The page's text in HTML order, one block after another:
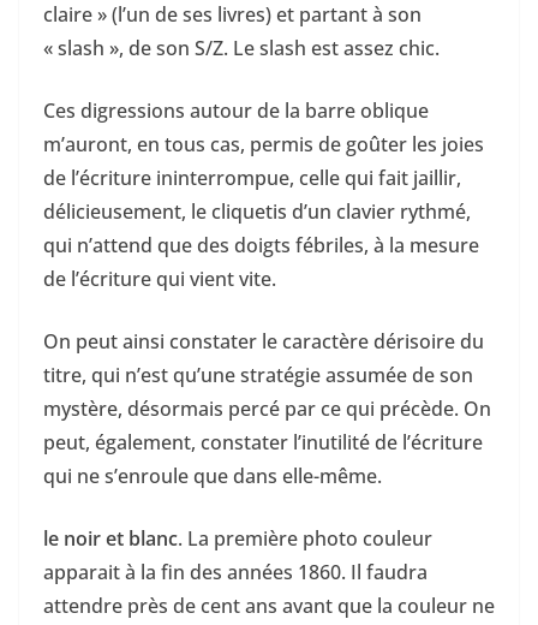
claire » (l’un de ses livres) et partant à son
« slash », de son S/Z. Le slash est assez chic.
Ces digressions autour de la barre oblique
m’auront, en tous cas, permis de goûter les joies
de l’écriture ininterrompue, celle qui fait jaillir,
délicieusement, le cliquetis d’un clavier rythmé,
qui n’attend que des doigts fébriles, à la mesure
de l’écriture qui vient vite.
On peut ainsi constater le caractère dérisoire du
titre, qui n’est qu’une stratégie assumée de son
mystère, désormais percé par ce qui précède. On
peut, également, constater l’inutilité de l’écriture
qui ne s’enroule que dans elle-même.
le noir et blanc. La première photo couleur
apparait à la fin des années 1860. Il faudra
attendre près de cent ans avant que la couleur ne